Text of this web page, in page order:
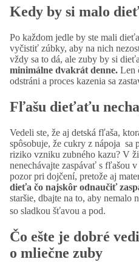
Kedy by si malo
Po každom jedle by ste mali
vyčistiť zúbky, aby na nich
vždy sa to dá, ale zuby by si
minimálne dvakrát denne. Len
odstráni a proces kazenia sa
Fľašu dieťaťu
Vedeli ste, že aj detská fľaša,
spôsobuje, že cukry z nápoja sa
riziko vzniku zubného kazu? V
nenechávajte zaspávať s fľašou
pozor pri dojčení, pretože aj
dieťa čo najskôr odnaučiť
staršie, dbajte na to, aby nemalo
so sladkou šťavou a pod.
Čo ešte je dobré
o mliečne zuby